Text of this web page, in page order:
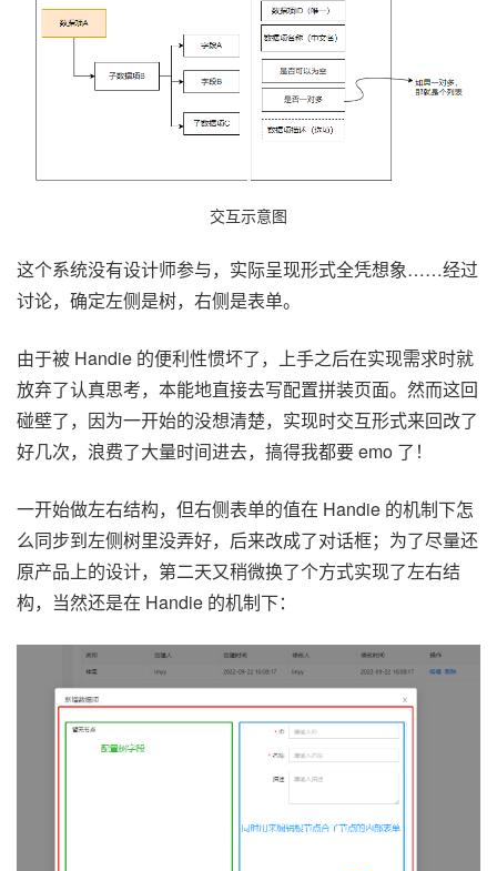
交互示意图
这个系统没有设计师参与，实际呈现形式全凭想象……经过
讨论，确定左侧是树，右侧是表单。
由于被 Handie 的便利性惯坏了，上手之后在实现需求时就
放弃了认真思考，本能地直接去写配置拼装页面。然而这回
碰壁了，因为一开始的没想清楚，实现时交互形式来回改了
好几次，浪费了大量时间进去，搞得我都要 emo 了！
一开始做左右结构，但右侧表单的值在 Handie 的机制下怎
么同步到左侧树里没弄好，后来改成了对话框；为了尽量还
原产品上的设计，第二天又稍微换了个方式实现了左右结
构，当然还是在 Handie 的机制下：